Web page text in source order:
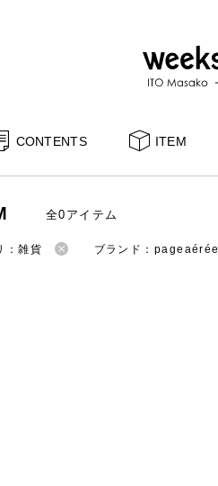
CONTENTS ITEM
全0アイテム
：雑貨 ブランド：pageaérée